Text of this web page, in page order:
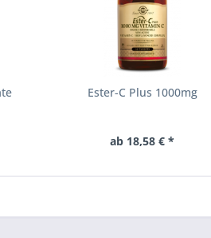
Ester-C Plus 1000mg
ab 18,58 € *